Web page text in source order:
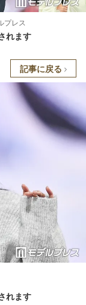
プレス
れます
記事に戻る
れます